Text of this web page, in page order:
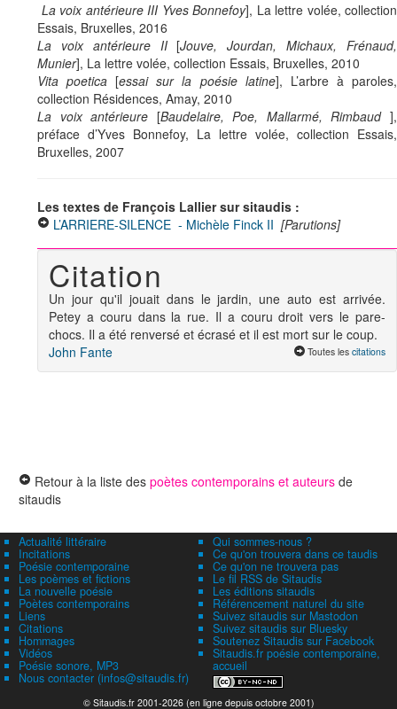
La voix antérieure III Yves Bonnefoy], La lettre volée, collection
Essais, Bruxelles, 2016
La voix antérieure II [Jouve, Jourdan, Michaux, Frénaud,
Munier], La lettre volée, collection Essais, Bruxelles, 2010
Vita poetica [essai sur la poésie latine], L’arbre à paroles,
collection Résidences, Amay, 2010
La voix antérieure [Baudelaire, Poe, Mallarmé, Rimbaud],
préface d’Yves Bonnefoy, La lettre volée, collection Essais,
Bruxelles, 2007
Les textes de François Lallier sur sitaudis :
L’ARRIERE-SILENCE - Michèle Finck II [Parutions]
Citation
Un jour qu'il jouait dans le jardin, une auto est arrivée.
Petey a couru dans la rue. Il a couru droit vers le pare-
chocs. Il a été renversé et écrasé et il est mort sur le coup.
John Fante
Toutes les citations
Retour à la liste des poètes contemporains et auteurs de
sitaudis
Actualité littéraire
Incitations
Poésie contemporaine
Les poèmes et fictions
La nouvelle poésie
Poètes contemporains
Liens
Citations
Hommages
Vidéos
Poésie sonore, MP3
Nous contacter (infos@sitaudis.fr)
Qui sommes-nous ?
Ce qu'on trouvera dans ce taudis
Ce qu'on ne trouvera pas
Le fil RSS de Sitaudis
Les éditions sitaudis
Référencement naturel du site
Suivez sitaudis sur Mastodon
Suivez sitaudis sur Bluesky
Soutenez Sitaudis sur Facebook
Sitaudis.fr poésie contemporaine,
accueil
© Sitaudis.fr 2001-2026 (en ligne depuis octobre 2001)